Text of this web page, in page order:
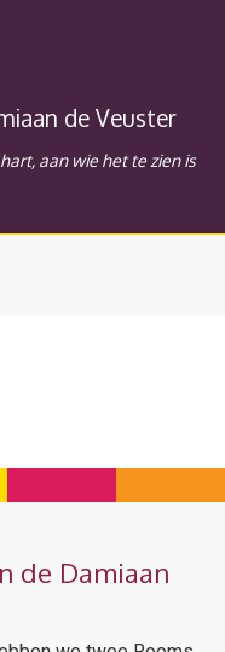
de Veuster
aan wie het te zien is
de Damiaan